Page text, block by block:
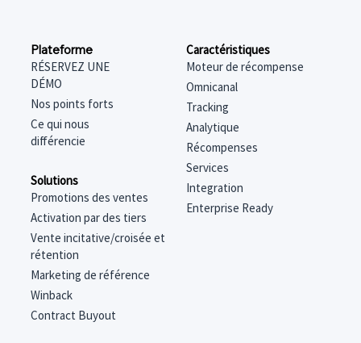
Plateforme
RÉSERVEZ UNE
DÉMO
Nos points forts
Ce qui nous
différencie
Solutions
Promotions des ventes
Activation par des tiers
Vente incitative/croisée et
rétention
Marketing de référence
Winback
Contract Buyout
Caractéristiques
Moteur de récompense
Omnicanal
Tracking
Analytique
Récompenses
Services
Integration
Enterprise Ready